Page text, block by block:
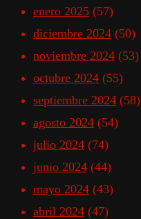
enero 2025 (57)
diciembre 2024 (50)
noviembre 2024 (53)
octubre 2024 (55)
septiembre 2024 (58)
agosto 2024 (54)
julio 2024 (74)
junio 2024 (44)
mayo 2024 (43)
abril 2024 (47)